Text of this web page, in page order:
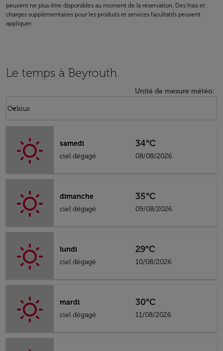
peuvent ne plus être disponibles au moment de la réservation. Des frais et
charges supplémentaires pour les produits et services facultatifs peuvent
appliquer.
Le temps à Beyrouth
Unité de mesure météo:
Celsius
keyboard_arrow_down
samedi
ciel dégagé
34°C
08/08/2026
dimanche
ciel dégagé
35°C
09/08/2026
lundi
ciel dégagé
29°C
10/08/2026
mardi
ciel dégagé
30°C
11/08/2026